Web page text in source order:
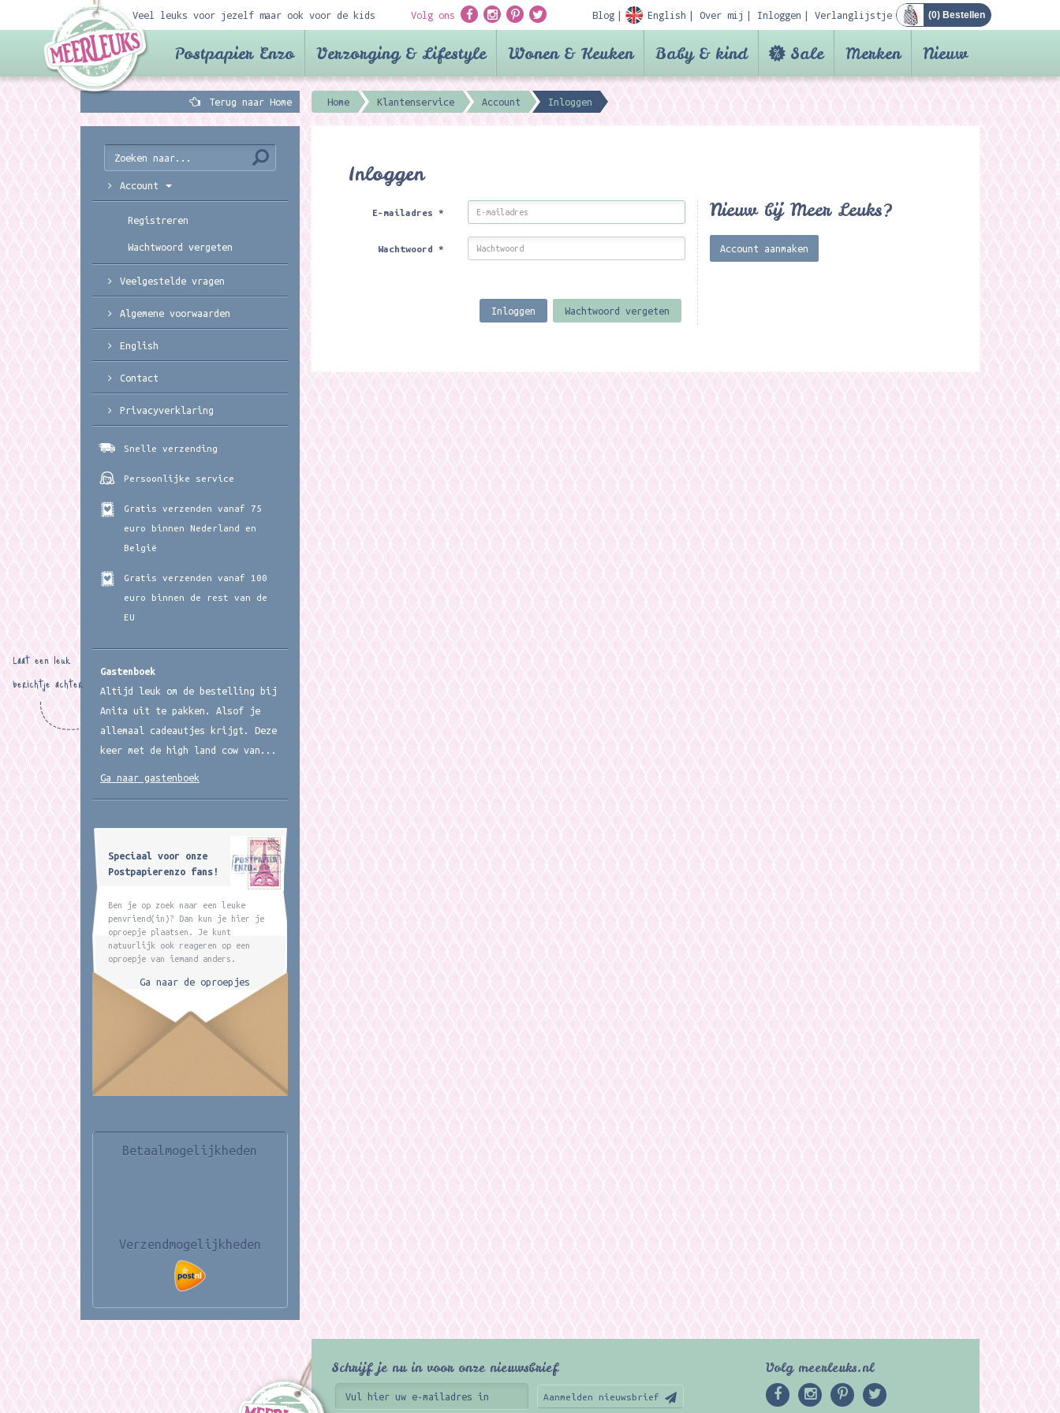
Veel leuks voor jezelf maar ook voor de kids Volg ons Blog English Over mij Inloggen Verlanglijstje (0) Bestellen
Postpapier Enzo Verzorging & Lifestyle Wonen & Keuken Baby & kind Sale Merken Nieuw
Terug naar Home Home Klantenservice Account Inloggen
Inloggen
E-mailadres*
Wachtwoord*
Inloggen Wachtwoord vergeten
Nieuw bij Meer Leuks?
Account aanmaken
Account
Registreren
Wachtwoord vergeten
Veelgestelde vragen
Algemene voorwaarden
English
Contact
Privacyverklaring
Snelle verzending
Persoonlijke service
Gratis verzenden vanaf 75
euro binnen Nederland en
België
Gratis verzenden vanaf 100
euro binnen de rest van de
EU
Gastenboek
Altijd leuk om de bestelling bij
Anita uit te pakken. Alsof je
allemaal cadeautjes krijgt. Deze
keer met de high land cow van...
Laat een leuk
berichtje achter
Ga naar gastenboek
Speciaal voor onze
Postpapierenzo fans!
Ben je op zoek naar een leuke
penvriend(in)? Dan kun je hier je
oproepje plaatsen. Je kunt
natuurlijk ook reageren op een
oproepje van iemand anders.
Ga naar de oproepjes
Betaalmogelijkheden
Verzendmogelijkheden
Schrijf je nu in voor onze nieuwsbrief
Aanmelden nieuwsbrief
Volg meerleuks.nl